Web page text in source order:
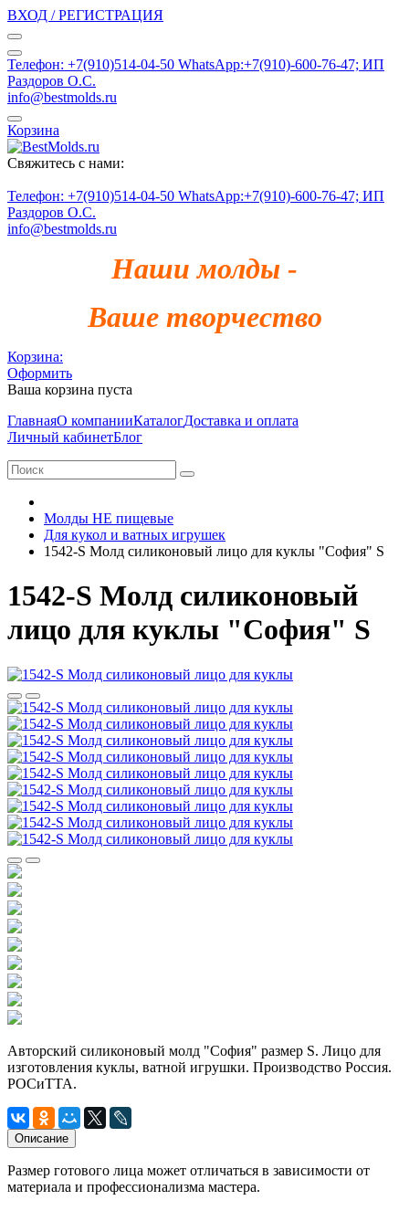
ВХОД / РЕГИСТРАЦИЯ
Телефон: +7(910)514-04-50 WhatsApp:+7(910)-600-76-47; ИП
Раздоров О.С.
info@bestmolds.ru
Корзина
Свяжитесь с нами:
Телефон: +7(910)514-04-50 WhatsApp:+7(910)-600-76-47; ИП
Раздоров О.С.
info@bestmolds.ru
Наши молды -
Ваше творчество
Корзина:
Оформить
Ваша корзина пуста
ГлавнаяО компанииКаталогДоставка и оплата
Личный кабинетБлог
Молды НЕ пищевые
Для кукол и ватных игрушек
1542-S Молд силиконовый лицо для куклы "София" S
1542-S Молд силиконовый
лицо для куклы "София" S
Авторский силиконовый молд "София" размер S. Лицо для
изготовления куклы, ватной игрушки. Производство Россия.
РОСиТТА.
Описание
Размер готового лица может отличаться в зависимости от
материала и профессионализма мастера.